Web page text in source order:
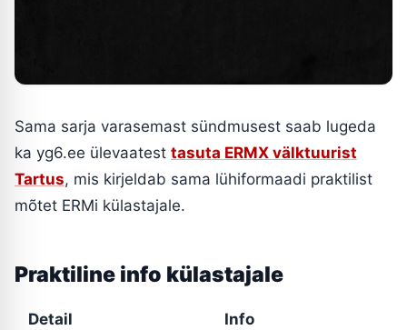
Sama sarja varasemast sündmusest saab lugeda
ka yg6.ee ülevaatest tasuta ERMX välktuurist
Tartus, mis kirjeldab sama lühiformaadi praktilist
mõtet ERMi külastajale.
Praktiline info külastajale
Detail
Info